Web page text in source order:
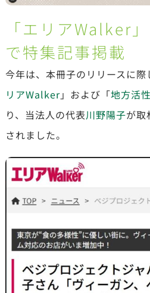
「エリアWalker
で特集記事掲載
今年は、本冊子のリリースに
リアWalker」および「地方活性
り、当法人の代表川野陽子が取
されました。